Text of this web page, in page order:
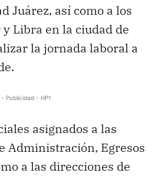
Juárez, así como a los
Libra en la ciudad de
la jornada laboral a
- Publicidad - HP1
asignados a las
Administración, Egresos
a las direcciones de